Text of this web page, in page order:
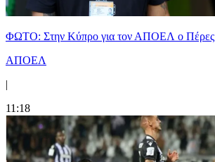
ΦΩΤΟ: Στην Κύπρο για τον ΑΠΟΕΛ ο Πέρες
ΑΠΟΕΛ
|
11:18